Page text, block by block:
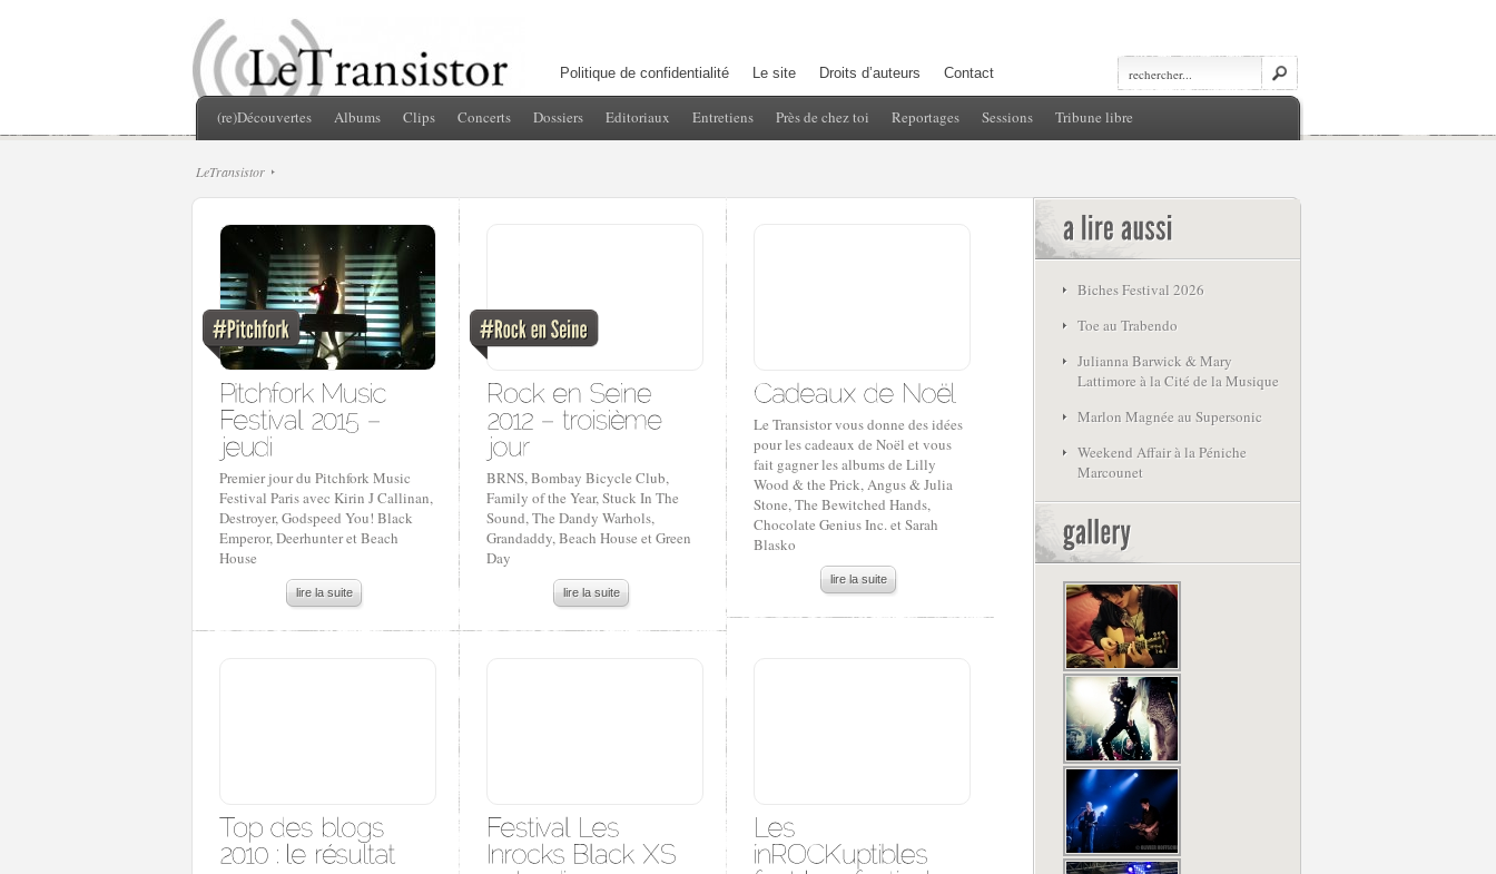
Politique de confidentialité Le site Droits d’auteurs Contact
(re)Découvertes Albums Clips Concerts Dossiers Editoriaux Entretiens Près de chez toi Reportages Sessions Tribune libre
LeTransistor
Premier jour du Pitchfork Music
Festival Paris avec Kirin J Callinan,
Destroyer, Godspeed You! Black
Emperor, Deerhunter et Beach
House
lire la suite
BRNS, Bombay Bicycle Club,
Family of the Year, Stuck In The
Sound, The Dandy Warhols,
Grandaddy, Beach House et Green
Day
lire la suite
Le Transistor vous donne des idées
pour les cadeaux de Noël et vous
fait gagner les albums de Lilly
Wood & the Prick, Angus & Julia
Stone, The Bewitched Hands,
Chocolate Genius Inc. et Sarah
Blasko
lire la suite
Biches Festival 2026
Toe au Trabendo
Julianna Barwick & Mary
Lattimore à la Cité de la Musique
Marlon Magnée au Supersonic
Weekend Affair à la Péniche
Marcounet